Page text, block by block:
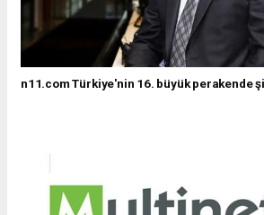
n11.com Türkiye'nin 16. büyük perakende